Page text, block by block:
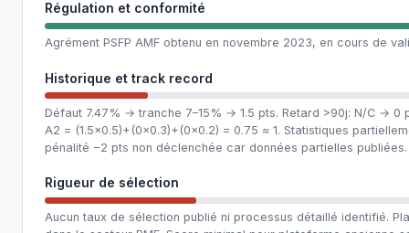
Régulation et conformité
Agrément PSFP AMF obtenu en novembre 2023, en cours de
Historique et track record
Défaut 7.47% → tranche 7–15% → 1.5 pts. Retard >90j: N/C → 0
A2 = (1.5×0.5)+(0×0.3)+(0×0.2) = 0.75 ≈ 1. Statistiques
pénalité −2 pts non déclenchée car données partielles publiées.
Rigueur de sélection
Aucun taux de sélection publié ni processus détaillé identifié.